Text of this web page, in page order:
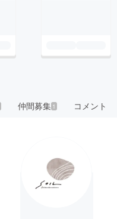
仲間募集 1 コメント